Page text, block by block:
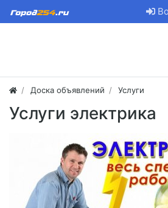
Доска объявлений Услуги
Услуги электрика